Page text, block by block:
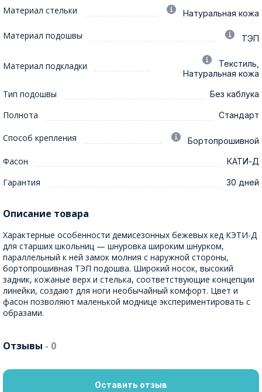
Материал стельки Натуральная кожа
Материал подошвы ТЭП
Материал подкладки
Текстиль,
Натуральная кожа
Тип подошвы Без каблука
Полнота Стандарт
Способ крепления Бортопрошивной
Фасон КАТИ-Д
Гарантия 30 дней
Описание товара
Характерные особенности демисезонных бежевых кед КЭТИ-Д
для старших школьниц — шнуровка широким шнурком,
параллельный к ней замок молния с наружной стороны,
бортопрошивная ТЭП подошва. Широкий носок, высокий
задник, кожаные верх и стелька, соответствующие концепции
линейки, создают для ноги необычайный комфорт. Цвет и
фасон позволяют маленькой моднице экспериментировать с
образами.
Отзывы - 0
Оставить отзыв